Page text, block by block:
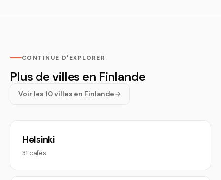
CONTINUE D'EXPLORER
Plus de villes en Finlande
Voir les 10 villes en Finlande
Helsinki
31 cafés